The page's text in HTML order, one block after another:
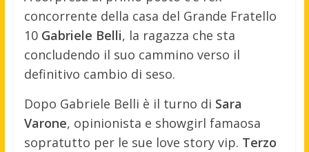
concorrente della casa del Grande Fratello
10 Gabriele Belli, la ragazza che sta
concludendo il suo cammino verso il
definitivo cambio di seso.
Dopo Gabriele Belli è il turno di Sara
Varone, opinionista e showgirl famaosa
sopratutto per le sue love story vip. Terzo